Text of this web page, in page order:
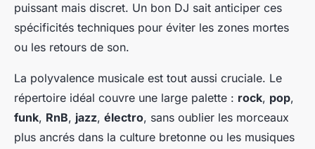
puissant mais discret. Un bon DJ sait anticiper ces
spécificités techniques pour éviter les zones mortes
ou les retours de son.
La polyvalence musicale est tout aussi cruciale. Le
répertoire idéal couvre une large palette : rock, pop,
funk, RnB, jazz, électro, sans oublier les morceaux
plus ancrés dans la culture bretonne ou les musiques